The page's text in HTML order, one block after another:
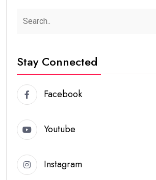
Stay Connected
Facebook
Youtube
Instagram